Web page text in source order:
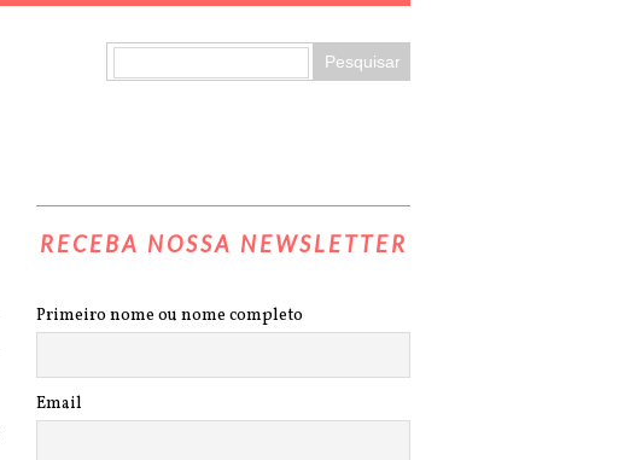
RECEBA NOSSA NEWSLETTER
Primeiro nome ou nome completo
Email